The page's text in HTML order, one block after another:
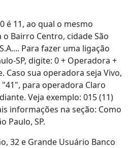
é 11, ao qual o mesmo
Bairro Centro, cidade São
Para fazer uma ligação
SP, digite: 0 + Operadora +
Caso sua operadora seja Vivo,
para operadora Claro
Veja exemplo: 015 (11)
informações na seção: Como
Paulo, SP.
32 e Grande Usuário Banco